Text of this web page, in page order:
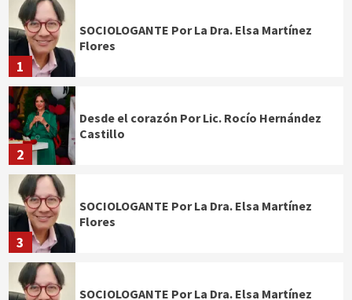
1
SOCIOLOGANTE Por La Dra. Elsa Martínez
Flores
2
Desde el corazón Por Lic. Rocío Hernández
Castillo
3
SOCIOLOGANTE Por La Dra. Elsa Martínez
Flores
SOCIOLOGANTE Por La Dra. Elsa Martínez